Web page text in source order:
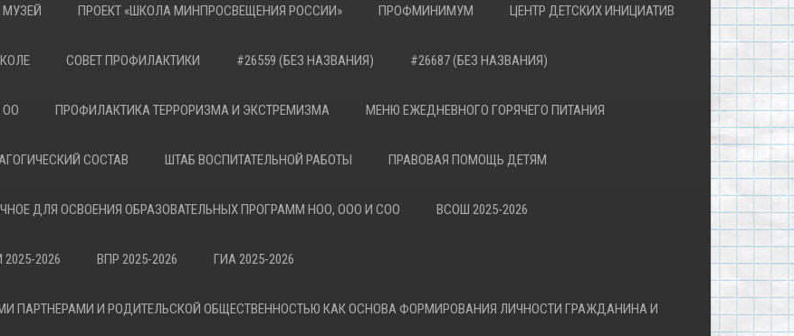
МУЗЕЙ ПРОЕКТ «ШКОЛА МИНПРОСВЕЩЕНИЯ РОССИИ» ПРОФМИНИМУМ ЦЕНТР ДЕТСКИХ ИНИЦИАТИВ
СОВЕТ ПРОФИЛАКТИКИ #26559 (БЕЗ НАЗВАНИЯ) #26687 (БЕЗ НАЗВАНИЯ)
ОО ПРОФИЛАКТИКА ТЕРРОРИЗМА И ЭКСТРЕМИЗМА МЕНЮ ЕЖЕДНЕВНОГО ГОРЯЧЕГО ПИТАНИЯ
СОСТАВ ШТАБ ВОСПИТАТЕЛЬНОЙ РАБОТЫ ПРАВОВАЯ ПОМОЩЬ ДЕТЯМ
ДЛЯ ОСВОЕНИЯ ОБРАЗОВАТЕЛЬНЫХ ПРОГРАММ НОО, ООО И СОО ВСОШ 2025-2026
2026 ВПР 2025-2026 ГИА 2025-2026
ПАРТНЕРАМИ И РОДИТЕЛЬСКОЙ ОБЩЕСТВЕННОСТЬЮ КАК ОСНОВА ФОРМИРОВАНИЯ ЛИЧНОСТИ ГРАЖДАНИНА И